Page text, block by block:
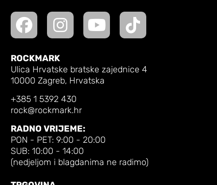
ROCKMARK
Ulica Hrvatske bratske zajednice 4
10000 Zagreb, Hrvatska
+385 1 5392 430
rock@rockmark.hr
RADNO VRIJEME:
PON - PET: 9:00 - 20:00
SUB: 10:00 - 14:00
(nedjeljom i blagdanima ne radimo)